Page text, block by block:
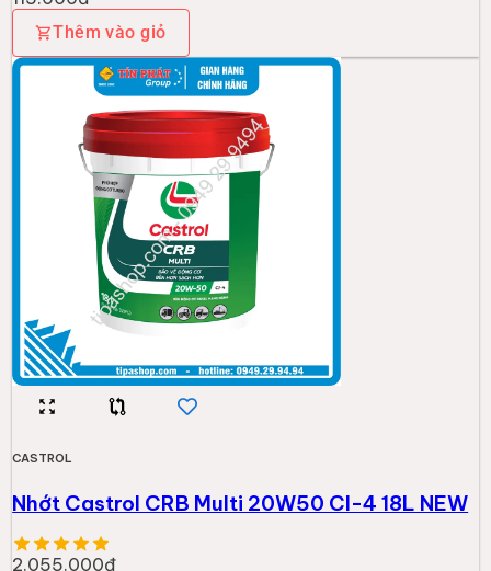
CASTROL
Nhớt Castrol CRB Multi 20W50 CI-4 18L NEW
2.055.000đ
Thêm vào giỏ